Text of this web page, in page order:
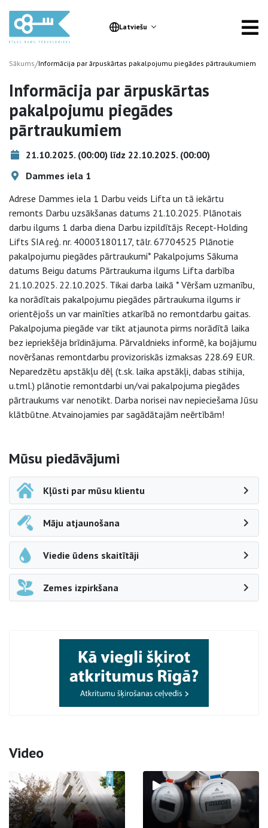
Latviešu
Sākums/Informācija par ārpuskārtas pakalpojumu piegādes pārtraukumiem
Informācija par ārpuskārtas
pakalpojumu piegādes
pārtraukumiem
21.10.2025. (00:00) līdz 22.10.2025. (00:00)
Dammes iela 1
Adrese Dammes iela 1 Darbu veids Lifta un tā iekārtu
remonts Darbu uzsākšanas datums 21.10.2025. Plānotais
darbu ilgums 1 darba diena Darbu izpildītājs Recept-Holding
Lifts SIA reģ. nr. 40003180117, tālr. 67704525 Plānotie
pakalpojumu piegādes pārtraukumi* Pakalpojums Sākuma
datums Beigu datums Pārtraukuma ilgums Lifta darbība
21.10.2025. 22.10.2025. Tikai darba laikā * Vēršam uzmanību,
ka norādītais pakalpojumu piegādes pārtraukuma ilgums ir
orientējošs un var mainīties atkarībā no remontdarbu gaitas.
Pakalpojuma piegāde var tikt atjaunota pirms norādītā laika
bez iepriekšēja brīdinājuma. Pārvaldnieks informē, ka bojājumu
novēršanas remontdarbu provizoriskās izmaksas 228.69 EUR.
Neparedzētu apstākļu dēļ (t.sk. laika apstākļi, dabas stihija,
u.tml.) plānotie remontdarbi un/vai pakalpojuma piegādes
pārtraukums var nenotikt. Darba norisei nav nepieciešama Jūsu
klātbūtne. Atvainojamies par sagādātajām neērtībām!
Sāna navigācija
Mūsu piedāvājumi
Kļūsti par mūsu klientu
Māju atjaunošana
Viedie ūdens skaitītāji
Zemes izpirkšana
Video